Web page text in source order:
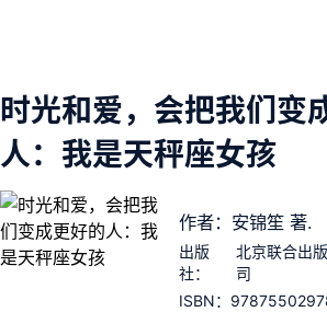
时光和爱，会把我们变
人：我是天秤座女孩
作者：安锦笙 著.
出版
社：
北京联合出
司
ISBN：